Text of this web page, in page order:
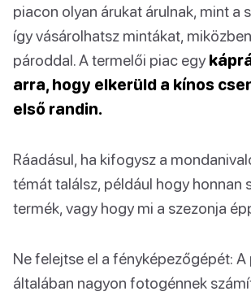
piacon olyan árukat árulnak, mint a
így vásárolhatsz mintákat,
pároddal. A termelői piac egy
arra, hogy elkerüld a kínos
első randin.
Ráadásul, ha kifogysz a
témát találsz, például hogy honnan
termék, vagy hogy mi a szezonja
Ne felejtse el a fényképezőgépét:
általában nagyon fotogénnek